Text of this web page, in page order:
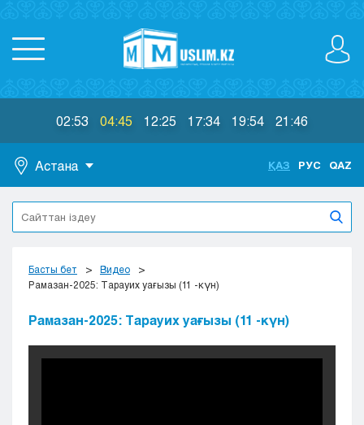
02:53 04:45 12:25 17:34 19:54 21:46
Астана
Астана
Алматы
Атырау
Караганда
Костанай
ҚАЗ РУС QAZ
Басты бет
Видео
Рамазан-2025: Тарауих уағызы (11 -күн)
Рамазан-2025: Тарауих уағызы (11 -күн)